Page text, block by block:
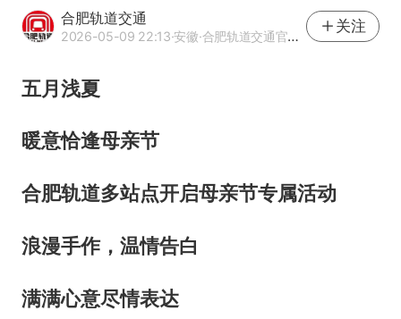
合肥轨道交通
2026-05-09 22:13·安徽·合肥轨道交通官方网易号
关注
五月浅夏
暖意恰逢母亲节
合肥轨道多站点开启母亲节专属活动
浪漫手作，温情告白
满满心意尽情表达